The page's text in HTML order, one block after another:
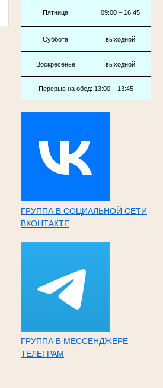
Пятница 09:00 – 16:45
Суббота выходной
Воскресенье выходной
Перерыв на обед: 13:00 – 13:45
ГРУППА В СОЦИАЛЬНОЙ СЕТИ
ВКОНТАКТЕ
ГРУППА В МЕССЕНДЖЕРЕ
ТЕЛЕГРАМ